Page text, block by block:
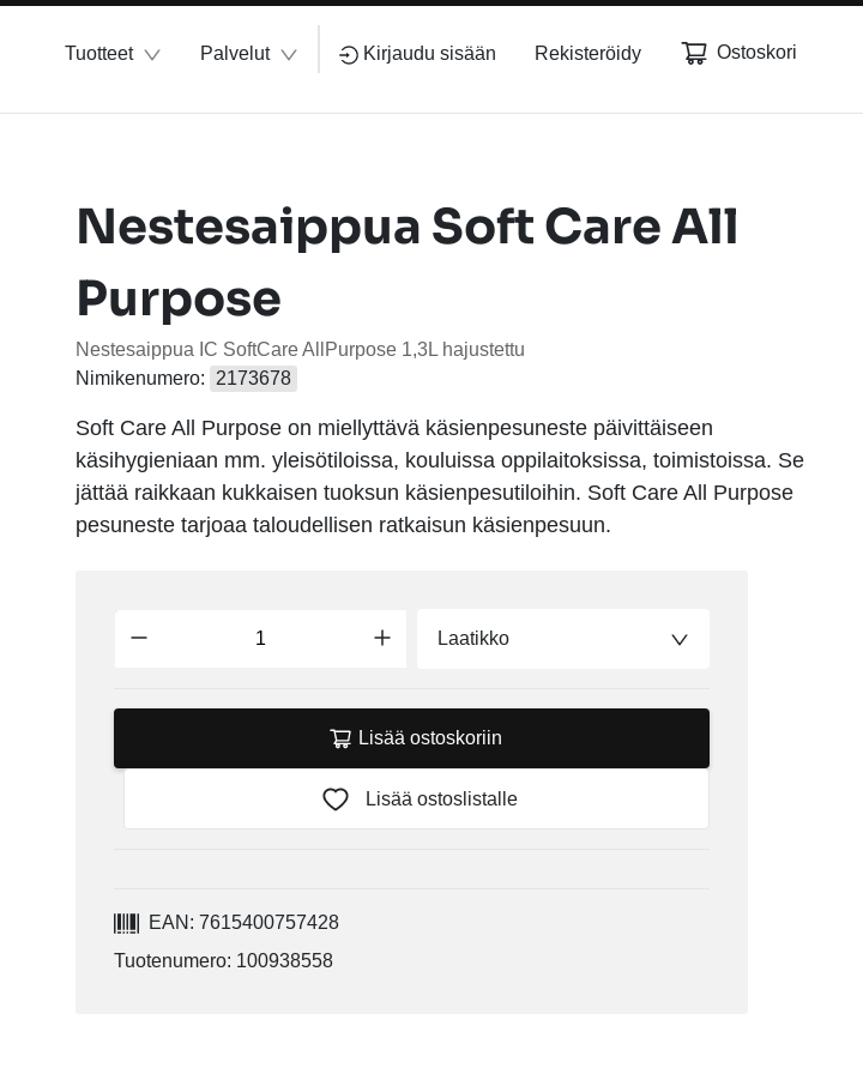
Tuotteet Palvelut Kirjaudu sisään Rekisteröidy Ostoskori
Nestesaippua Soft Care All
Purpose
Nestesaippua IC SoftCare AllPurpose 1,3L hajustettu
Nimikenumero:
2173678
Soft Care All Purpose on miellyttävä käsienpesuneste päivittäiseen
käsihygieniaan mm. yleisötiloissa, kouluissa oppilaitoksissa, toimistoissa. Se
jättää raikkaan kukkaisen tuoksun käsienpesutiloihin. Soft Care All Purpose
pesuneste tarjoaa taloudellisen ratkaisun käsienpesuun.
Laatikko
Lisää ostoskoriin
Lisää ostoslistalle
EAN: 7615400757428
Tuotenumero: 100938558